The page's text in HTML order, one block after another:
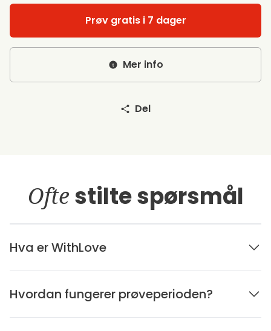
Prøv gratis i 7 dager
Mer info
Del
Ofte stilte spørsmål
Hva er WithLove
Hvordan fungerer prøveperioden?